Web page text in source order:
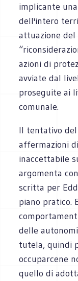
implicante
dell'intero
attuazione del
azioni di
avviate dal
proseguite ai
comunale.
Il tentativo
affermazioni
inaccettabile
argomenta
scritta per
piano pratico.
delle
tutela, quindi
occuparcene
quello di